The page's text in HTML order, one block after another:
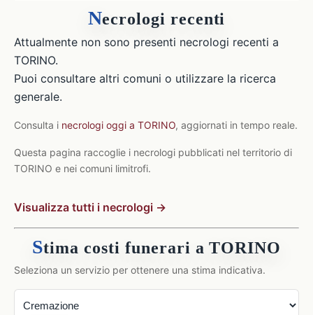
Necrologi recenti
Attualmente non sono presenti necrologi recenti a
TORINO.
Puoi consultare altri comuni o utilizzare la ricerca
generale.
Consulta i necrologi oggi a TORINO, aggiornati in tempo reale.
Questa pagina raccoglie i necrologi pubblicati nel territorio di
TORINO e nei comuni limitrofi.
Visualizza tutti i necrologi →
Stima costi funerari a TORINO
Seleziona un servizio per ottenere una stima indicativa.